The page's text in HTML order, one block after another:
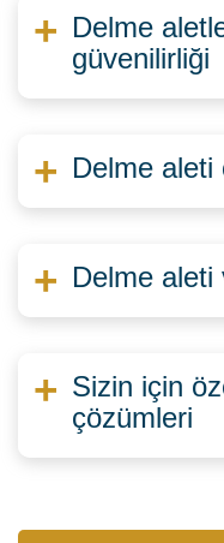
Delme
güvenilirliği
Delme aleti
Delme aleti
Sizin için
çözümleri